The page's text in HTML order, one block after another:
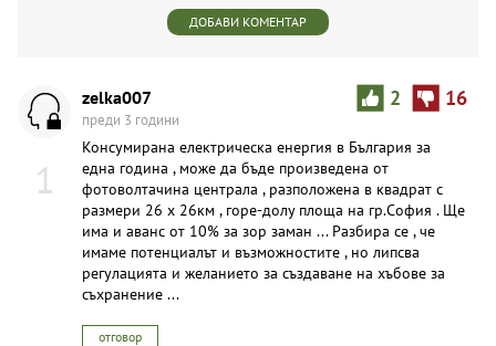
ДОБАВИ КОМЕНТАР
1
2 16
zelka007
преди 3 години
Консумирана електрическа енергия в България за
една година , може да бъде произведена от
фотоволтачина централа , разположена в квадрат с
размери 26 х 26км , горе-долу площа на гр.София . Ще
има и аванс от 10% за зор заман ... Разбира се , че
имаме потенциалът и възможностите , но липсва
регулацията и желанието за създаване на хъбове за
съхранение ...
отговор